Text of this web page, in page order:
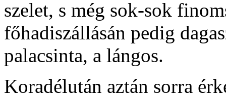
szelet, s még sok-sok
főhadiszállásán pedig
palacsinta, a lángos.
Koradélután aztán sorra